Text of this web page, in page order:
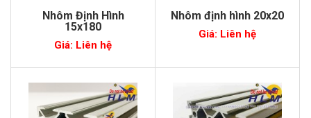
Nhôm Định Hình
15x180
Giá: Liên hệ
Nhôm định hình 20x20
Giá: Liên hệ